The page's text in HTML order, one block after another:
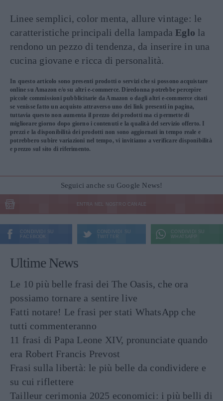
Linee semplici, color menta, allure vintage: le
caratteristiche principali della lampadaEglo la
rendono un pezzo di tendenza, da inserire in una
cucina giovane e ricca di personalità.
In questo articolo sono presenti prodotti o servizi che si possono acquistare
online su Amazon e/o su altri e-commerce. Diredonna potrebbe percepire
piccole commissioni pubblicitarie da Amazon o dagli altri e-commerce citati
se venisse fatto un acquisto attraverso uno dei link presenti in pagina,
tuttavia questo non aumenta il prezzo dei prodotti ma ci permette di
migliorare giorno dopo giorno i contenuti e la qualità del servizio offerto. I
prezzi e la disponibilità dei prodotti non sono aggiornati in tempo reale e
potrebbero subire variazioni nel tempo, vi invitiamo a verificare disponibilità
e prezzo sul sito di riferimento.
Seguici anche su Google News!
ENTRA NEL NOSTRO CANALE
CONDIVIDI SU
FACEBOOK
CONDIVIDI SU
TWITTER
CONDIVIDI SU
WHATSAPP
Ultime News
Le 10 più belle frasi dei The Oasis, che ora
possiamo tornare a sentire live
Fatti notare! Le frasi per stati WhatsApp che
tutti commenteranno
11 frasi di Papa Leone XIV, pronunciate quando
era Robert Francis Prevost
Frasi sulla libertà: le più belle da condividere e
su cui riflettere
Tailleur cerimonia 2025 economici: i più belli di